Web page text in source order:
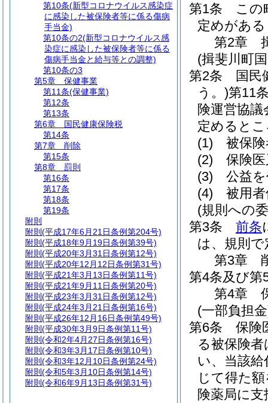
第1条
この
定めがあ
第2章
(揖斐川町
第2条
国民
う。)第11
険運営協議
定めると
(1)
被保
(2)
保険
(3)
公益
(4)
被用
(規則への
第3条
前条
は、規則
第3章
第4条及び第
第4章
(一部負担
第6条
保険
る被保険
い、当該
じて得た
険薬局に
第10条(新型コロナウイルス感染症
に感染した被保険者等に係る傷病
手当金)
第10条の2(新型コロナウイルス感
染症に感染した被保険者等に係る
傷病手当金と給与等との調整)
第10条の3
第5章
保健事業
第11条(保健事業)
第12条
第13条
第6章
国民健康保険税
第14条
第7章
削除
第15条
第8章
罰則
第16条
第17条
第18条
第19条
附則
附則 (平成17年6月21日条例第204号)
附則 (平成18年9月19日条例第39号)
附則 (平成20年3月31日条例第12号)
附則 (平成20年12月12日条例第31号)
附則 (平成21年3月13日条例第11号)
附則 (平成21年9月11日条例第20号)
附則 (平成23年3月31日条例第12号)
附則 (平成24年3月21日条例第16号)
附則 (平成26年12月16日条例第49号)
附則 (平成30年3月9日条例第11号)
附則 (令和2年4月27日条例第16号)
附則 (令和3年3月17日条例第10号)
附則 (令和3年12月10日条例第24号)
附則 (令和5年3月10日条例第14号)
附則 (令和6年9月13日条例第31号)